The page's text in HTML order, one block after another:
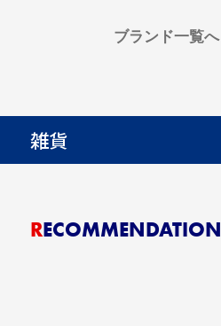
ブランド一覧へ
雑貨
RECOMMENDATION